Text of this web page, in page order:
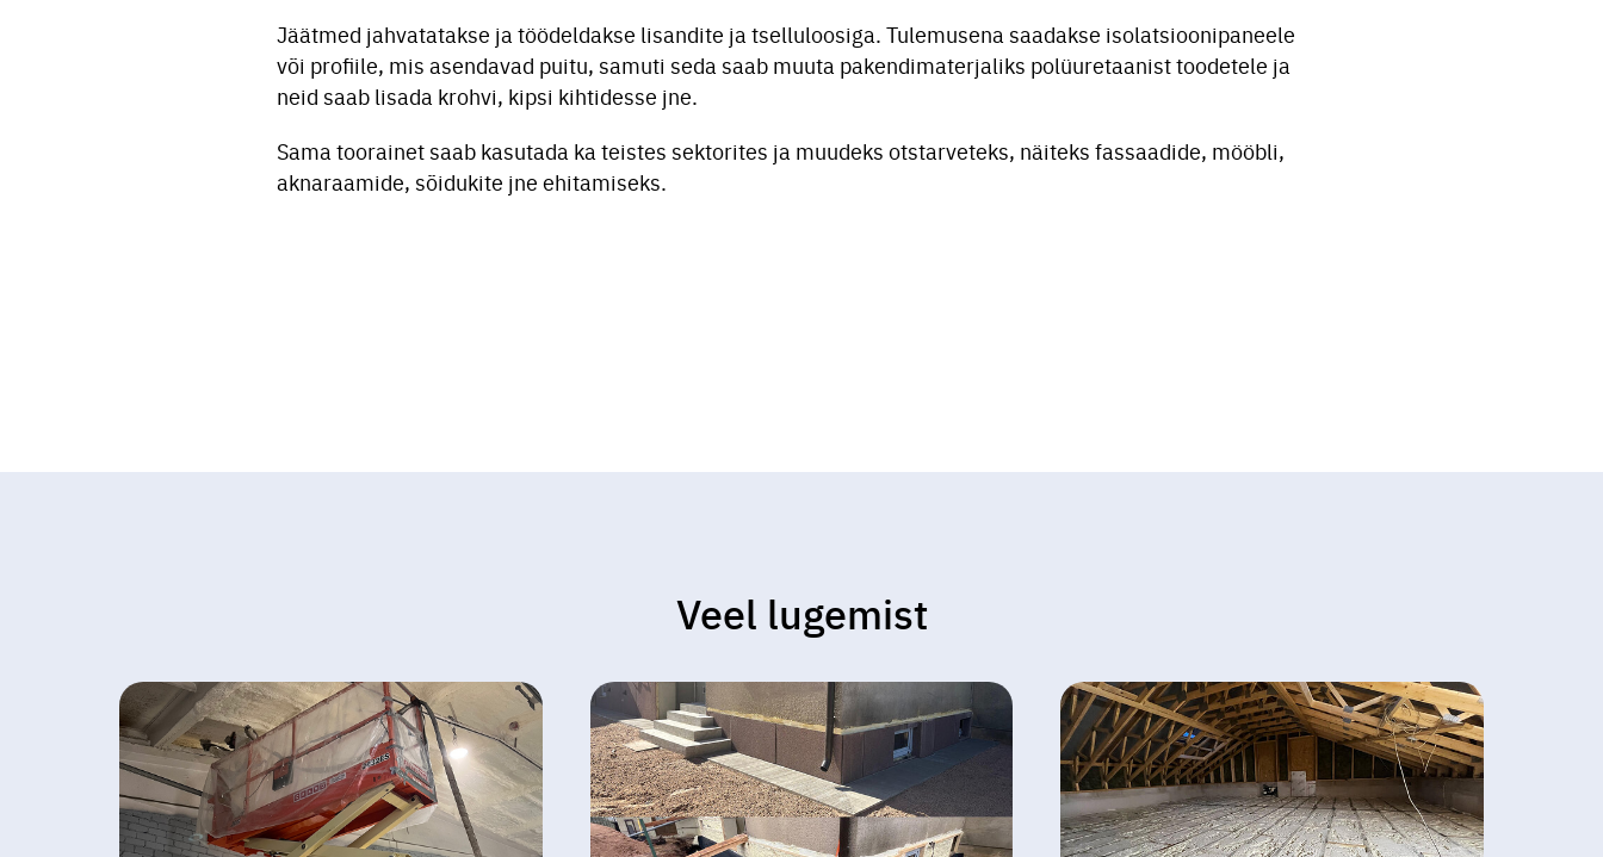
Jäätmed jahvatatakse ja töödeldakse lisandite ja tselluloosiga. Tulemusena saadakse isolatsioonipaneele
või profiile, mis asendavad puitu, samuti seda saab muuta pakendimaterjaliks polüuretaanist toodetele ja
neid saab lisada krohvi, kipsi kihtidesse jne.
Sama toorainet saab kasutada ka teistes sektorites ja muudeks otstarveteks, näiteks fassaadide, mööbli,
aknaraamide, sõidukite jne ehitamiseks.
Veel lugemist